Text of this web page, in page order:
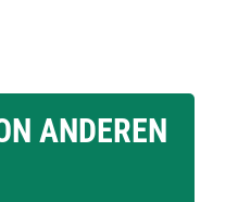
ANDEREN